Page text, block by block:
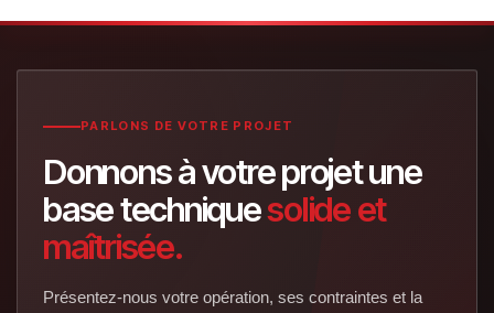
PARLONS DE VOTRE PROJET
Donnons à votre projet une
base techniquesolide et
maîtrisée.
Présentez-nous votre opération, ses contraintes et la